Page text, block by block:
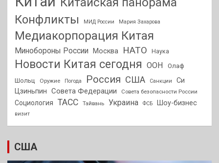
Конфликты
МИД России Мария Захарова
Медиакорпорация Китая
Минобороны России Москва НАТО Наука
Новости Китая сегодня ООН
Олаф
Шольц
Оружие Погода Россия США Санкции
Си
Цзиньпин Совета Федерации Совета безопасности России
Социология ТАСС Тайвань Украина ФСБ Шоу-бизнес
визит
США